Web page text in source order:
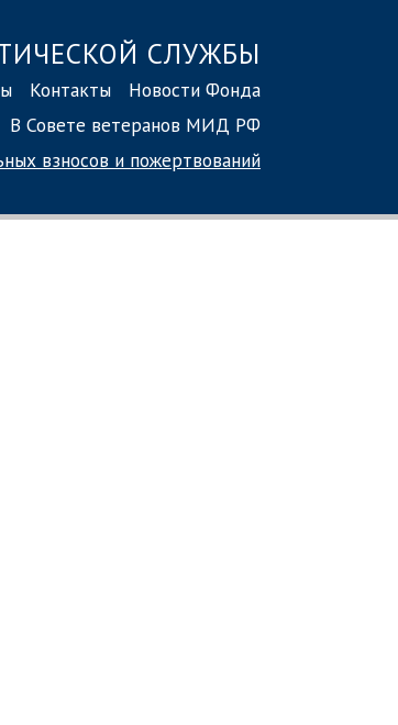
СЛУЖБЫ
Контакты
Новости Фонда
В Совете ветеранов МИД РФ
взносов и пожертвований